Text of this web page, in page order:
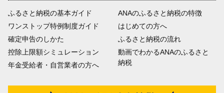
ふるさと納税の基本ガイド
ワンストップ特例制度ガイド
確定申告のしかた
控除上限額シミュレーション
年金受給者・自営業者の方へ
ANAのふるさと納税の特徴
はじめての方へ
ふるさと納税の流れ
動画でわかるANAのふるさと
納税